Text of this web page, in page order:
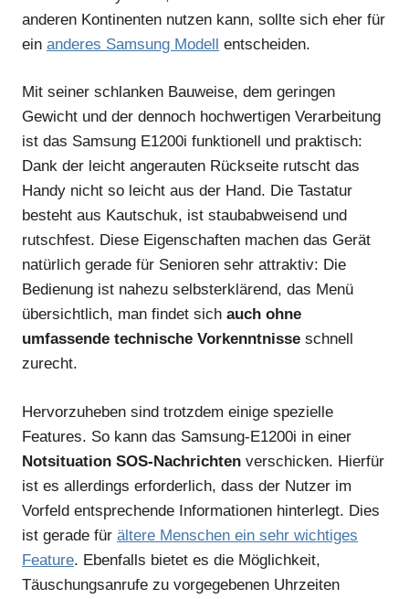
anderen Kontinenten nutzen kann, sollte sich eher für
ein anderes Samsung Modell entscheiden.
Mit seiner schlanken Bauweise, dem geringen
Gewicht und der dennoch hochwertigen Verarbeitung
ist das Samsung E1200i funktionell und praktisch:
Dank der leicht angerauten Rückseite rutscht das
Handy nicht so leicht aus der Hand. Die Tastatur
besteht aus Kautschuk, ist staubabweisend und
rutschfest. Diese Eigenschaften machen das Gerät
natürlich gerade für Senioren sehr attraktiv: Die
Bedienung ist nahezu selbsterklärend, das Menü
übersichtlich, man findet sich auch ohne
umfassende technische Vorkenntnisse schnell
zurecht.
Hervorzuheben sind trotzdem einige spezielle
Features. So kann das Samsung-E1200i in einer
Notsituation SOS-Nachrichten verschicken. Hierfür
ist es allerdings erforderlich, dass der Nutzer im
Vorfeld entsprechende Informationen hinterlegt. Dies
ist gerade für ältere Menschen ein sehr wichtiges
Feature. Ebenfalls bietet es die Möglichkeit,
Täuschungsanrufe zu vorgegebenen Uhrzeiten